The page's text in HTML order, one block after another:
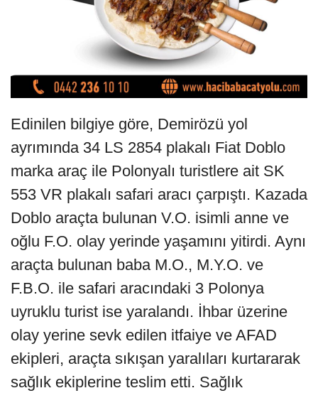
Edinilen bilgiye göre, Demirözü yol
ayrımında 34 LS 2854 plakalı Fiat Doblo
marka araç ile Polonyalı turistlere ait SK
553 VR plakalı safari aracı çarpıştı. Kazada
Doblo araçta bulunan V.O. isimli anne ve
oğlu F.O. olay yerinde yaşamını yitirdi. Aynı
araçta bulunan baba M.O., M.Y.O. ve
F.B.O. ile safari aracındaki 3 Polonya
uyruklu turist ise yaralandı. İhbar üzerine
olay yerine sevk edilen itfaiye ve AFAD
ekipleri, araçta sıkışan yaralıları kurtararak
sağlık ekiplerine teslim etti. Sağlık